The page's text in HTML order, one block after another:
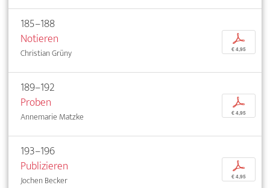
185–188
Notieren
Christian Grüny
p
€ 4,95
189–192
Proben
Annemarie Matzke
p
€ 4,95
193–196
Publizieren
Jochen Becker
p
€ 4,95